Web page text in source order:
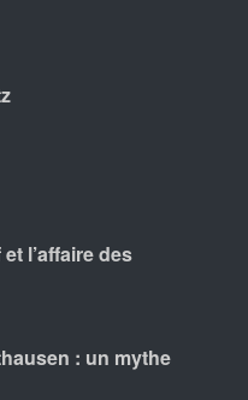
l’affaire des
: un mythe